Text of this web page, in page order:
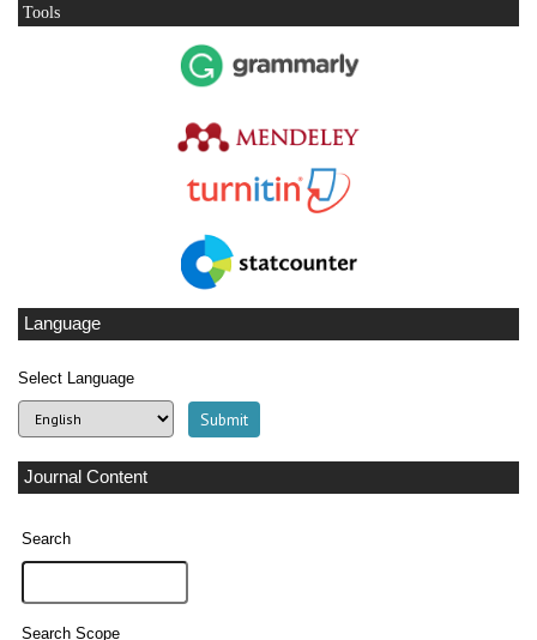
Tools
Language
Select Language
Journal Content
Search
Search Scope